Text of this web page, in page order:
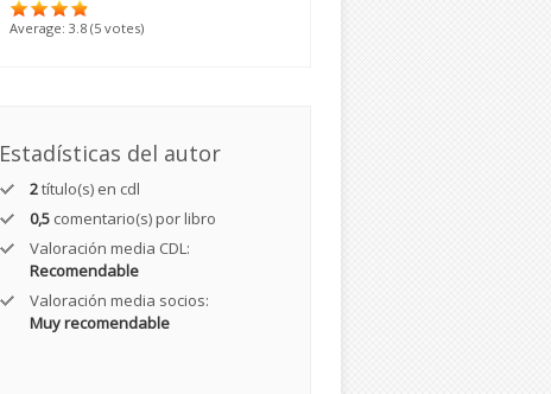
Average: 3.8 (5 votes)
Estadísticas del autor
2título(s) en cdl
0,5 comentario(s) por libro
Valoración media CDL:
Recomendable
Valoración media socios:
Muy recomendable